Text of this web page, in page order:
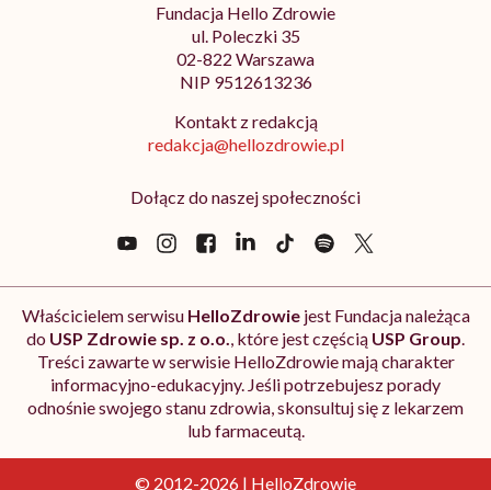
Fundacja Hello Zdrowie
ul. Poleczki 35
02-822 Warszawa
NIP 9512613236
Kontakt z redakcją
redakcja@hellozdrowie.pl
Dołącz do naszej społeczności
Właścicielem serwisu HelloZdrowiejest Fundacja należąca
do USP Zdrowie sp. z o.o., które jest częścią USP Group.
Treści zawarte w serwisie HelloZdrowie mają charakter
informacyjno-edukacyjny. Jeśli potrzebujesz porady
odnośnie swojego stanu zdrowia, skonsultuj się z lekarzem
lub farmaceutą.
© 2012-2026 | HelloZdrowie